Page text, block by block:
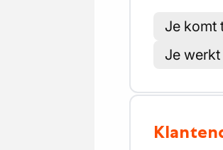
Je komt
Je